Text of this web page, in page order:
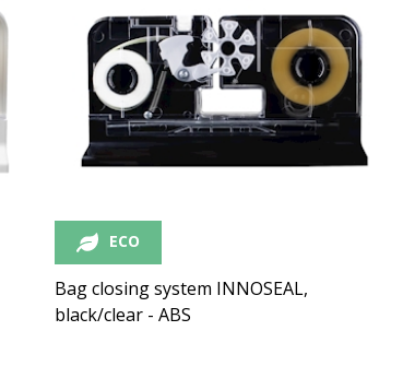
ECO
Bag closing system INNOSEAL,
black/clear - ABS